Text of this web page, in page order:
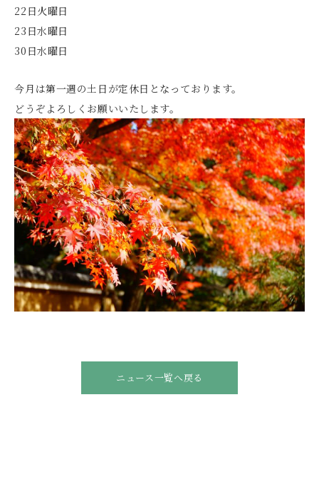
22日火曜日
23日水曜日
30日水曜日
今月は第一週の土日が定休日となっております。
どうぞよろしくお願いいたします。
ニュース一覧へ戻る